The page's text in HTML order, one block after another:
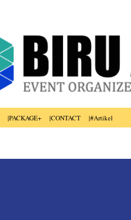
|PACKAGE+ |CONTACT |#Artikel